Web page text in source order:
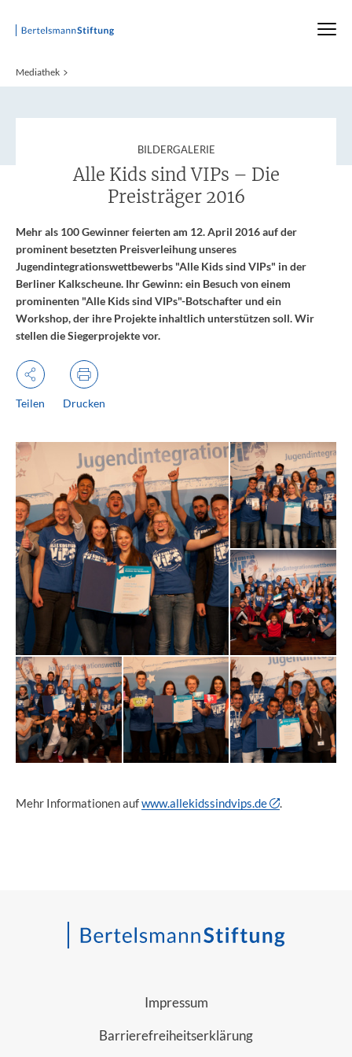
Startseite
Mediathek
BILDERGALERIE:
Alle Kids sind VIPs – Die
Preisträger 2016
Mehr als 100 Gewinner feierten am 12. April 2016 auf der
prominent besetzten Preisverleihung unseres
Jugendintegrationswettbewerbs "Alle Kids sind VIPs" in der
Berliner Kalkscheune. Ihr Gewinn: ein Besuch von einem
prominenten "Alle Kids sind VIPs"-Botschafter und ein
Workshop, der ihre Projekte inhaltlich unterstützen soll. Wir
stellen die Siegerprojekte vor.
Teilen Drucken
Mehr Informationen aufwww.allekidssindvips.de .
Impressum
Barrierefreiheitserklärung